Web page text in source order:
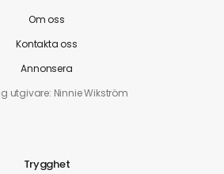
Om oss
Kontakta oss
Annonsera
utgivare: Ninnie Wikström
Trygghet